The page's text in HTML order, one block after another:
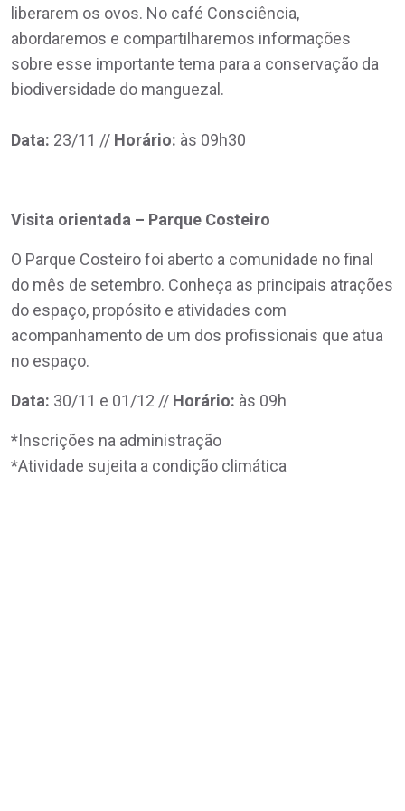
liberarem os ovos. No café Consciência,
abordaremos e compartilharemos informações
sobre esse importante tema para a conservação da
biodiversidade do manguezal.
Data: 23/11 // Horário: às 09h30
Visita orientada – Parque Costeiro
O Parque Costeiro foi aberto a comunidade no final
do mês de setembro. Conheça as principais atrações
do espaço, propósito e atividades com
acompanhamento de um dos profissionais que atua
no espaço.
Data: 30/11 e 01/12 // Horário: às 09h
*Inscrições na administração
*Atividade sujeita a condição climática